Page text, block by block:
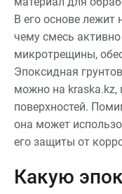
В его основе лежит
чему смесь
микротрещины,
Эпоксидная
можно на kraska.kz,
поверхностей.
она может
его защиты от
Какую